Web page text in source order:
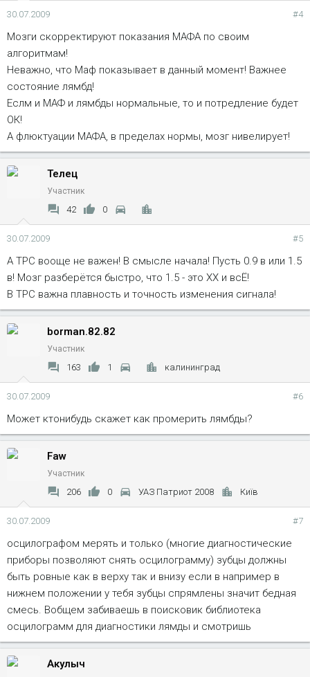
30.07.2009 #4
Мозги скорректируют показания МАФА по своим
алгоритмам!
Неважно, что Маф показывает в данный момент! Важнее
состояние лямбд!
Еслм и МАФ и лямбды нормальные, то и потредление будет
ОК!
А флюктуации МАФА, в пределах нормы, мозг нивелирует!
Телец
Участник
42 0
30.07.2009 #5
А ТРС вооще не важен! В смысле начала! Пусть 0.9 в или 1.5
в! Мозг разберётся быстро, что 1.5 - это ХХ и всЁ!
В ТРС важна плавность и точность изменения сигнала!
borman.82.82
Участник
163 1 калининград
30.07.2009 #6
Может ктонибудь скажет как промерить лямбды?
Faw
Участник
206 0 УАЗ Патриот 2008 Київ
30.07.2009 #7
осцилографом мерять и только (многие диагностические
приборы позволяют снять осцилограмму) зубцы должны
быть ровные как в верху так и внизу если в например в
нижнем положении у тебя зубцы спрямлены значит бедная
смесь. Вобщем забиваешь в поисковик библиотека
осцилограмм для диагностики лямды и смотришь
Акулыч